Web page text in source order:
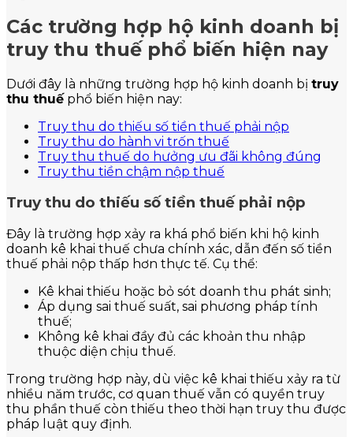
Các trường hợp hộ kinh doanh bị
truy thu thuế phổ biến hiện nay
Dưới đây là những trường hợp hộ kinh doanh bị truy
thu thuếphổ biến hiện nay:
Truy thu do thiếu số tiền thuế phải nộp
Truy thu do hành vi trốn thuế
Truy thu thuế do hưởng ưu đãi không đúng
Truy thu tiền chậm nộp thuế
Truy thu do thiếu số tiền thuế phải nộp
Đây là trường hợp xảy ra khá phổ biến khi hộ kinh
doanh kê khai thuế chưa chính xác, dẫn đến số tiền
thuế phải nộp thấp hơn thực tế. Cụ thể:
Kê khai thiếu hoặc bỏ sót doanh thu phát sinh;
Áp dụng sai thuế suất, sai phương pháp tính
thuế;
Không kê khai đầy đủ các khoản thu nhập
thuộc diện chịu thuế.
Trong trường hợp này, dù việc kê khai thiếu xảy ra từ
nhiều năm trước, cơ quan thuế vẫn có quyền truy
thu phần thuế còn thiếu theo thời hạn truy thu được
pháp luật quy định.